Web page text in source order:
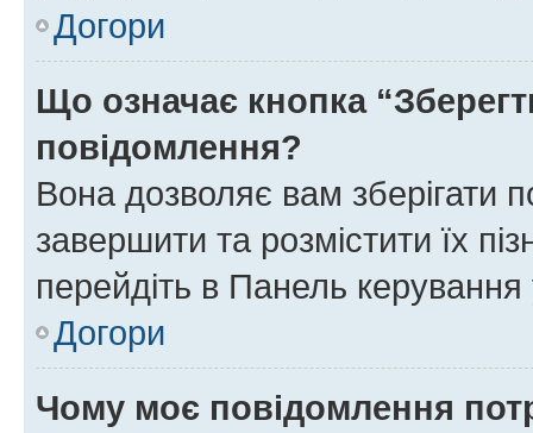
Догори
Що означає кнопка
повідомлення?
Вона дозволяє вам зберігати
завершити та розмістити їх
перейдіть в Панель керування
Догори
Чому моє повідомлення